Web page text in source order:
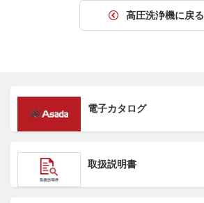
高圧洗浄機に戻る
電子カタログ
取扱説明書